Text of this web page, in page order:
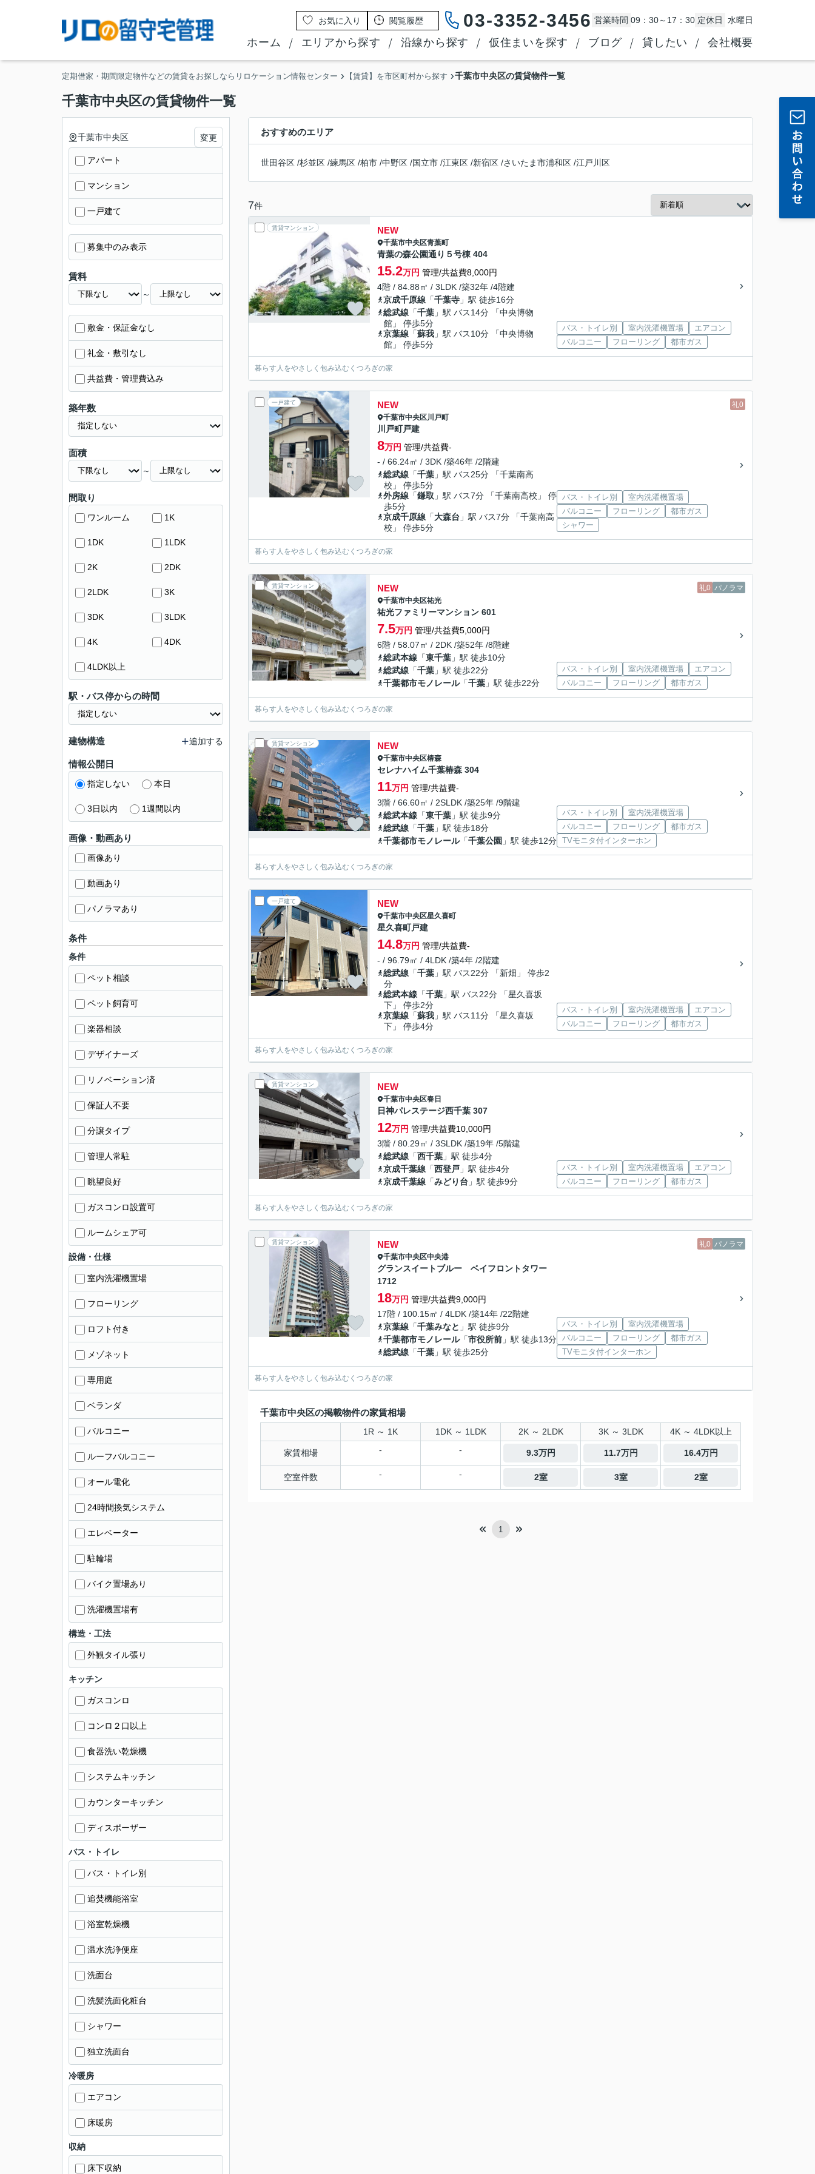
お気に入り 閲覧履歴 03-3352-3456 営業時間 09：30～17：30 定休日 水曜日
ホーム エリアから探す 沿線から探す 仮住まいを探す ブログ 貸したい 会社概要
定期借家・期間限定物件などの賃貸をお探しならリロケーション情報センター 【賃貸】を市区町村から探す 千葉市中央区の賃貸物件一覧
千葉市中央区の賃貸物件一覧
おすすめのエリア
世田谷区 /杉並区 /練馬区 /柏市 /中野区 /国立市 /江東区 /新宿区 /さいたま市浦和区 /江戸川区
7件
賃貸マンション NEW
千葉市中央区青葉町
青葉の森公園通り５号棟 404
15.2万円 管理/共益費8,000円
4階 / 84.88㎡ / 3LDK /築32年 /4階建
京成千原線 「千葉寺 」駅 徒歩16分
総武線 「千葉 」駅 バス14分 「中央博物
館」 停歩5分
京葉線 「蘇我 」駅 バス10分 「中央博物
館」 停歩5分
バス・トイレ別 室内洗濯機置場
エアコン
バルコニー
フローリング 都市ガス
暮らす人をやさしく包み込むくつろぎの家
一戸建て 礼0
NEW
千葉市中央区川戸町
川戸町戸建
8万円 管理/共益費-
- / 66.24㎡ / 3DK /築46年 /2階建
総武線 「千葉 」駅 バス25分 「千葉南高
校」 停歩5分
外房線 「鎌取 」駅 バス7分 「千葉南高校」 停
歩5分
京成千原線 「大森台 」駅 バス7分 「千葉南高
校」 停歩5分
バス・トイレ別
室内洗濯機置場
バルコニー
フローリング
都市ガス
シャワー
暮らす人をやさしく包み込むくつろぎの家
賃貸マンション 礼0 パノラマ
NEW
千葉市中央区祐光
祐光ファミリーマンション 601
7.5万円 管理/共益費5,000円
6階 / 58.07㎡ / 2DK /築52年 /8階建
総武本線 「東千葉 」駅 徒歩10分
総武線 「千葉 」駅 徒歩22分
千葉都市モノレール「千葉 」駅 徒歩22分
バス・トイレ別 室内洗濯機置場
エアコン
バルコニー
フローリング 都市ガス
暮らす人をやさしく包み込むくつろぎの家
賃貸マンション NEW
千葉市中央区椿森
セレナハイム千葉椿森 304
11万円 管理/共益費-
3階 / 66.60㎡ / 2SLDK /築25年 /9階建
総武本線 「東千葉 」駅 徒歩9分
総武線 「千葉 」駅 徒歩18分
千葉都市モノレール「千葉公園 」駅 徒歩12分
バス・トイレ別
室内洗濯機置場
バルコニー
フローリング
都市ガス
TVモニタ付インターホン
暮らす人をやさしく包み込むくつろぎの家
一戸建て NEW
千葉市中央区星久喜町
星久喜町戸建
14.8万円 管理/共益費-
- / 96.79㎡ / 4LDK /築4年 /2階建
総武線 「千葉 」駅 バス22分 「新畑」 停歩2
分
総武本線 「千葉 」駅 バス22分 「星久喜坂
下」 停歩2分
京葉線 「蘇我 」駅 バス11分 「星久喜坂
下」 停歩4分
バス・トイレ別 室内洗濯機置場
エアコン
バルコニー
フローリング 都市ガス
暮らす人をやさしく包み込むくつろぎの家
賃貸マンション NEW
千葉市中央区春日
日神パレステージ西千葉 307
12万円 管理/共益費10,000円
3階 / 80.29㎡ / 3SLDK /築19年 /5階建
総武線 「西千葉 」駅 徒歩4分
京成千葉線 「西登戸 」駅 徒歩4分
京成千葉線 「みどり台 」駅 徒歩9分
バス・トイレ別 室内洗濯機置場
エアコン
バルコニー
フローリング 都市ガス
暮らす人をやさしく包み込むくつろぎの家
賃貸マンション 礼0 パノラマ
NEW
千葉市中央区中央港
グランスイートブルー ベイフロントタワー
1712
18万円 管理/共益費9,000円
17階 / 100.15㎡ / 4LDK /築14年 /22階建
京葉線 「千葉みなと 」駅 徒歩9分
千葉都市モノレール「市役所前 」駅 徒歩13分
総武線 「千葉 」駅 徒歩25分
バス・トイレ別
室内洗濯機置場
バルコニー
フローリング
都市ガス
TVモニタ付インターホン
暮らす人をやさしく包み込むくつろぎの家
千葉市中央区の掲載物件の家賃相場
1R ～ 1K 1DK ～ 1LDK 2K ～ 2LDK 3K ～ 3LDK 4K ～ 4LDK以上
家賃相場 - - 9.3万円 11.7万円 16.4万円
空室件数 - - 2室 3室 2室
1
千葉市中央区 変更
アパート
マンション
一戸建て
募集中のみ表示
賃料
～
敷金・保証金なし
礼金・敷引なし
共益費・管理費込み
築年数
面積
～
間取り
ワンルーム 1K
1DK 1LDK
2K 2DK
2LDK 3K
3DK 3LDK
4K 4DK
4LDK以上
駅・バス停からの時間
建物構造 追加する
情報公開日
指定しない 本日
3日以内 1週間以内
画像・動画あり
画像あり
動画あり
パノラマあり
条件
条件
ペット相談
ペット飼育可
楽器相談
デザイナーズ
リノベーション済
保証人不要
分譲タイプ
管理人常駐
眺望良好
ガスコンロ設置可
ルームシェア可
設備・仕様
室内洗濯機置場
フローリング
ロフト付き
メゾネット
専用庭
ベランダ
バルコニー
ルーフバルコニー
オール電化
24時間換気システム
エレベーター
駐輪場
バイク置場あり
洗濯機置場有
構造・工法
外観タイル張り
キッチン
ガスコンロ
コンロ２口以上
食器洗い乾燥機
システムキッチン
カウンターキッチン
ディスポーザー
バス・トイレ
バス・トイレ別
追焚機能浴室
浴室乾燥機
温水洗浄便座
洗面台
洗髪洗面化粧台
シャワー
独立洗面台
冷暖房
エアコン
床暖房
収納
床下収納